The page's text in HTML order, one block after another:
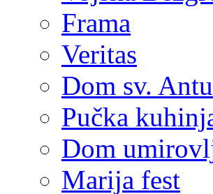
Frama
Veritas
Dom sv.
Pučka
Dom
Marija fest